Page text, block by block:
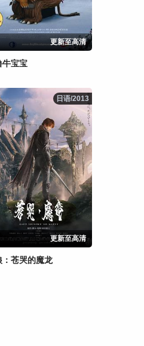
更新至高清
牛宝宝
日语/2013
日语/2013
更新至高清
：苍哭的魔龙